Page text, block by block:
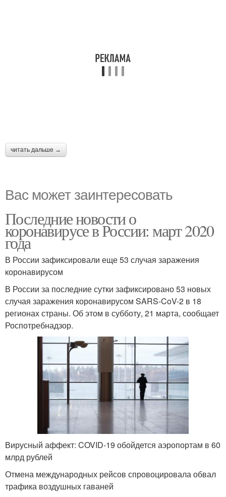
читать дальше →
Вас может заинтересовать
Последние новости о
коронавирусе в России: март 2020
года
В России зафиксировали еще 53 случая заражения
коронавирусом
В России за последние сутки зафиксировано 53 новых
случая заражения коронавирусом SARS-CoV-2 в 18
регионах страны. Об этом в субботу, 21 марта, сообщает
Роспотребнадзор.
Вирусный аффект: COVID-19 обойдется аэропортам в 60
млрд рублей
Отмена международных рейсов спровоцировала обвал
трафика воздушных гаваней